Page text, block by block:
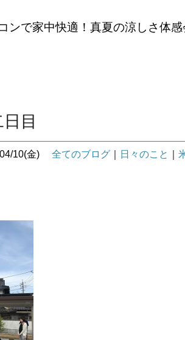
ンで家中快適！真夏の涼しさ体感
目
10(金) 全てのブログ 日々のこと